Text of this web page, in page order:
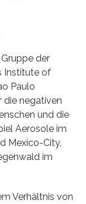
der
Institute of
Paulo
die negativen
und die
Aerosole im
Mexico-City,
im
Verhältnis von